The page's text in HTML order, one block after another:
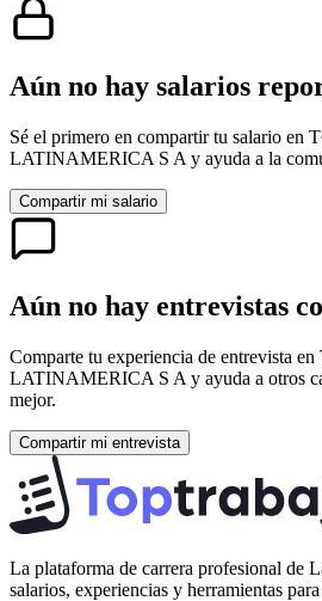
Aún no hay salarios
Sé el primero en compartir tu salario en
LATINAMERICA S A y ayuda a la
Compartir mi salario
Aún no hay entrevistas
Comparte tu experiencia de entrevista en
LATINAMERICA S A y ayuda a otros
mejor.
Compartir mi entrevista
La plataforma de carrera profesional de
salarios, experiencias y herramientas